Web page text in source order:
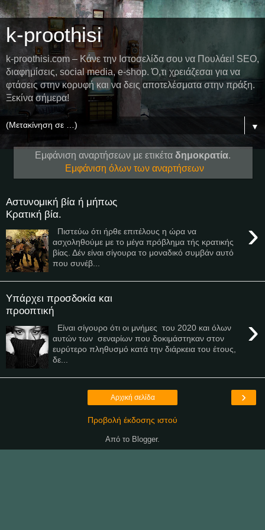
k-proothisi
k-proothisi.com – Κάνε την Ιστοσελίδα σου να Πουλάει! SEO,
διαφημίσεις, social media, e-shop. Ό,τι χρειάζεσαι για να
φτάσεις στην κορυφή και να δεις αποτελέσματα στην πράξη.
Ξεκίνα σήμερα!
▼
Εμφάνιση αναρτήσεων με ετικέτα δημοκρατία.
Εμφάνιση όλων των αναρτήσεων
Αστυνομική βία ή μήπως
Κρατική βία.
›
Πιστεύω ότι ήρθε επιτέλους η ώρα να
ασχοληθούμε με το μέγα πρόβλημα τής κρατικής
βίας. Δέν είναι σίγουρα το μοναδικό συμβάν αυτό
που συνέβ...
Υπάρχει προσδοκία και
προοπτική
›
Eίναι σίγουρο ότι οι μνήμες του 2020 και όλων
αυτών των σεναρίων που δοκιμάστηκαν στον
ευρύτερο πληθυσμό κατά την διάρκεια του έτους,
δε...
›
Αρχική σελίδα
Προβολή έκδοσης ιστού
Από το Blogger.